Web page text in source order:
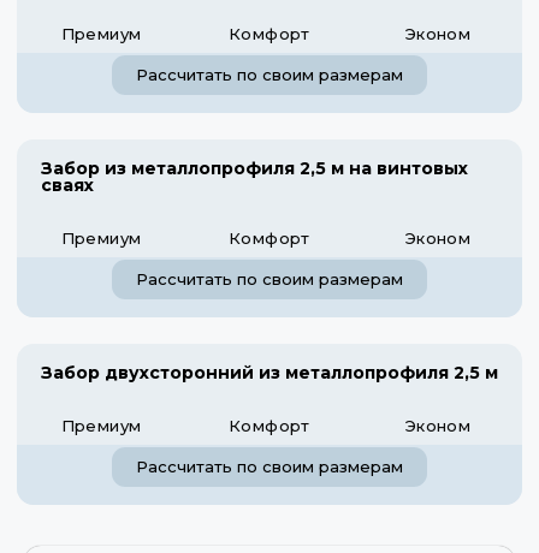
Премиум Комфорт Эконом
Рассчитать по своим размерам
Забор из металлопрофиля 2,5 м на винтовых
сваях
Премиум Комфорт Эконом
Рассчитать по своим размерам
Забор двухсторонний из металлопрофиля 2,5 м
Премиум Комфорт Эконом
Рассчитать по своим размерам